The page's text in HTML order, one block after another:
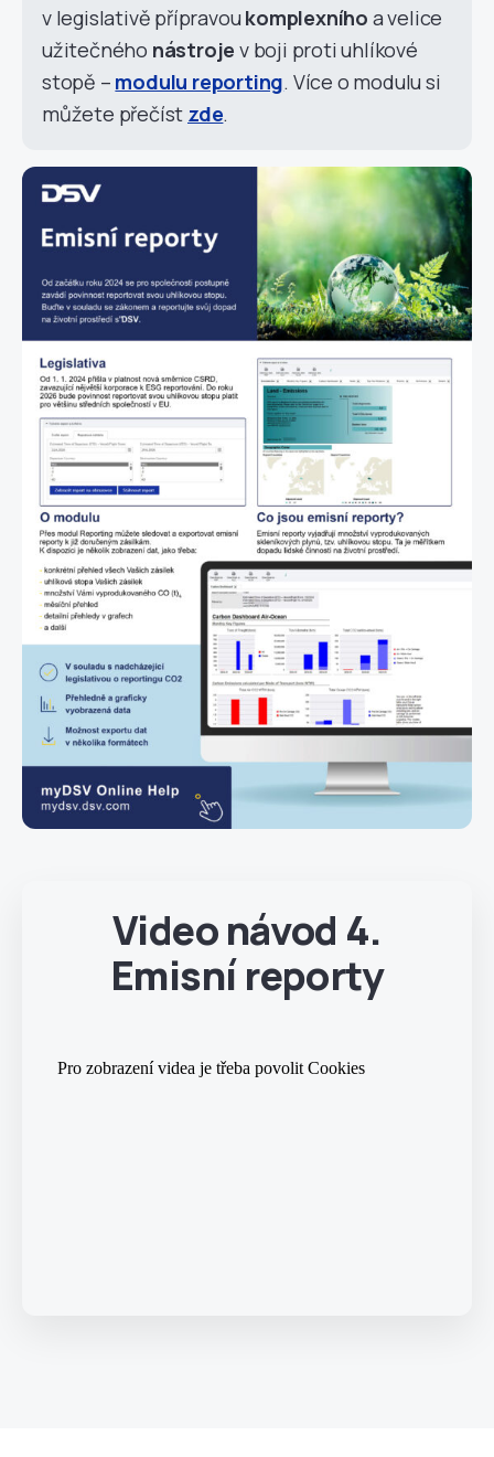
v legislativě přípravou komplexního a velice
užitečného nástroje v boji proti uhlíkové
stopě – modulu reporting. Více o modulu si
můžete přečíst zde.
Video návod 4.
Emisní reporty